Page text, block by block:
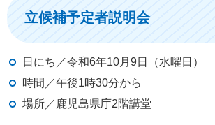
立候補予定者説明会
日にち／令和6年10月9日（水曜日）
時間／午後1時30分から
場所／鹿児島県庁2階講堂